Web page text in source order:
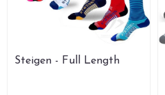
Steigen - Full Length